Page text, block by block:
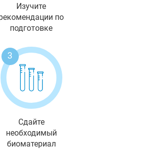
Изучите
по
подготовке
3
Сдайте
необходимый
биоматериал